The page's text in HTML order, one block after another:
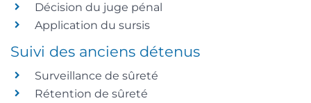
Décision du juge pénal
Application du sursis
Suivi des anciens détenus
Surveillance de sûreté
Rétention de sûreté